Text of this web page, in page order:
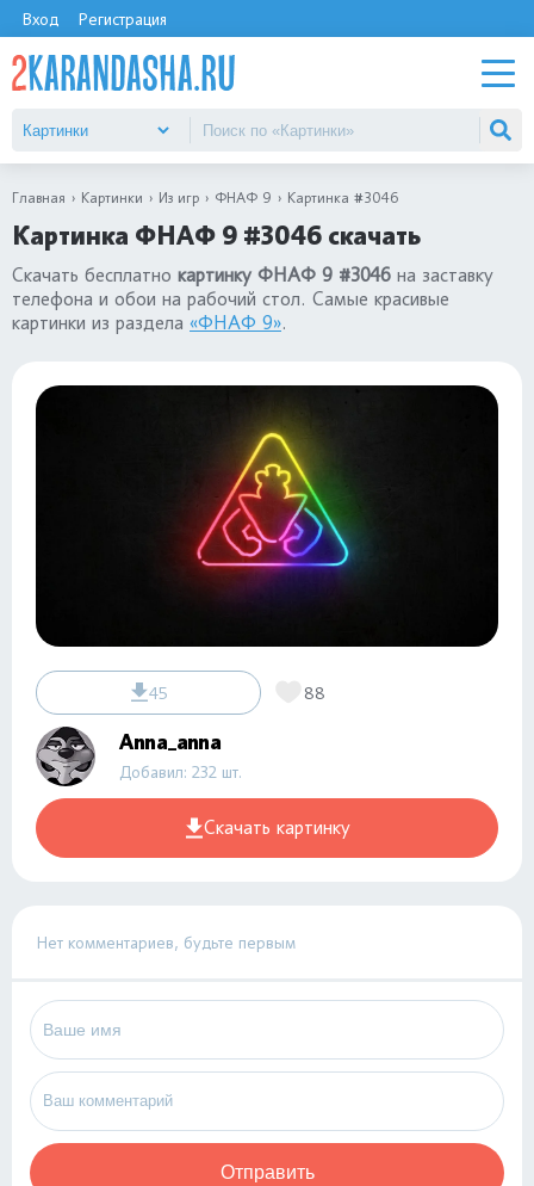
Вход Регистрация
Главная Картинки Из игр ФНАФ 9 Картинка #3046
Картинка ФНАФ 9 #3046 скачать
Скачать бесплатно картинку ФНАФ 9 #3046 на заставку
телефона и обои на рабочий стол. Самые красивые
картинки из раздела «ФНАФ 9».
45 88
Anna_anna
Добавил: 232 шт.
Скачать картинку
Нет комментариев, будьте первым
Отправить